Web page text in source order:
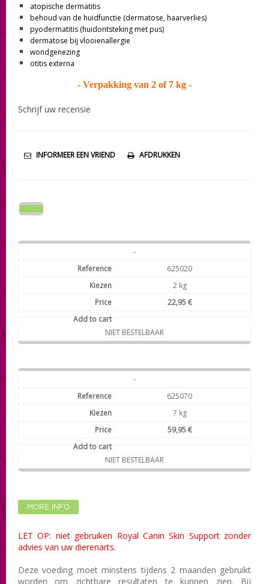
atopische dermatitis
behoud van de huidfunctie (dermatose, haarverlies)
pyodermatitis (huidontsteking met pus)
dermatose bij vlooienallergie
wondgenezing
otitis externa
- Verpakking van 2 of 7 kg -
Schrijf uw recensie
INFORMEER EEN VRIEND AFDRUKKEN
-
625020
2 kg
22,95 €
NIET BESTELBAAR
-
625070
7 kg
59,95 €
NIET BESTELBAAR
MORE INFO
LET OP: niet gebruiken Royal Canin Skin Support zonder
advies van uw dierenarts.
Deze voeding moet minstens tijdens 2 maanden gebruikt
worden om zichtbare resultaten te kunnen zien. Bij